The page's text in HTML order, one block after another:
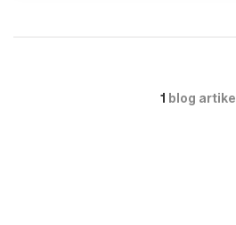
1 blog artikel